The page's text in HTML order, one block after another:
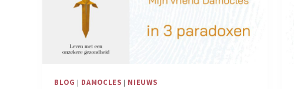
BLOG | DAMOCLES | NIEUWS